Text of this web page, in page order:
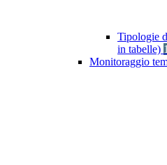
Tipologie
in tabelle) 1
Monitoraggio